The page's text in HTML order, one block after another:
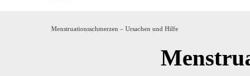
Menstruationsschmerzen – Ursachen und Hilfe